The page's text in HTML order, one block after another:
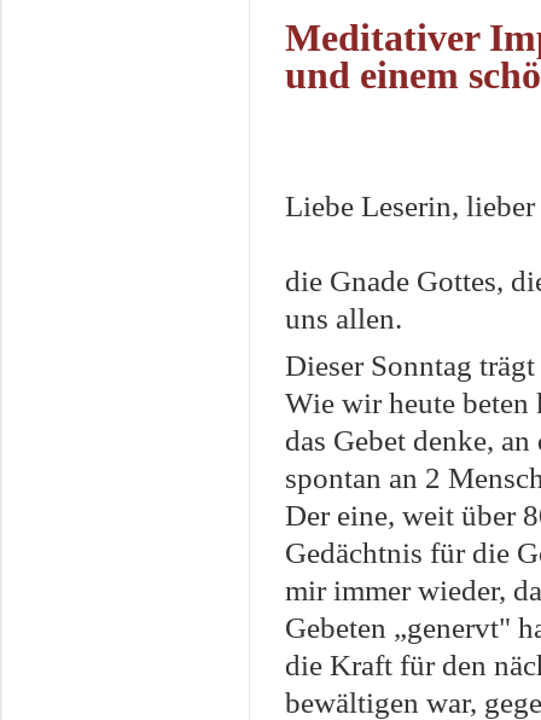
Meditativer
und einem
Liebe Leserin, lieber
die Gnade Gottes,
uns allen.
Dieser Sonntag
Wie wir heute beten
das Gebet denke,
spontan an 2
Der eine, weit über
Gedächtnis für die
mir immer wieder,
Gebeten „genervt"
die Kraft für den
bewältigen war,